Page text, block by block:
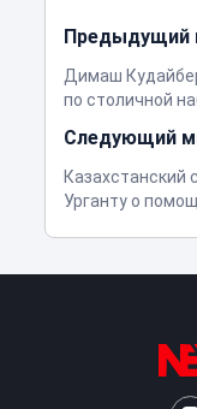
Предыдущий
Димаш
по столичной
Следующий
Казахстанский
Урганту о